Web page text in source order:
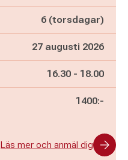
6 (torsdagar)
27 augusti 2026
Pågår mellan
16.30 - och
18.00
1400:-
Läs mer och anmäl dig